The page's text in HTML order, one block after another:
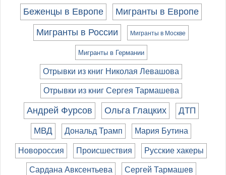
Беженцы в Европе Мигранты в Европе
Мигранты в России Мигранты в Москве
Мигранты в Германии
Отрывки из книг Николая Левашова
Отрывки из книг Сергея Тармашева
Андрей Фурсов Ольга Глацких ДТП
МВД Дональд Трамп Мария Бутина
Новороссия Происшествия Русские хакеры
Сардана Авксентьева Сергей Тармашев